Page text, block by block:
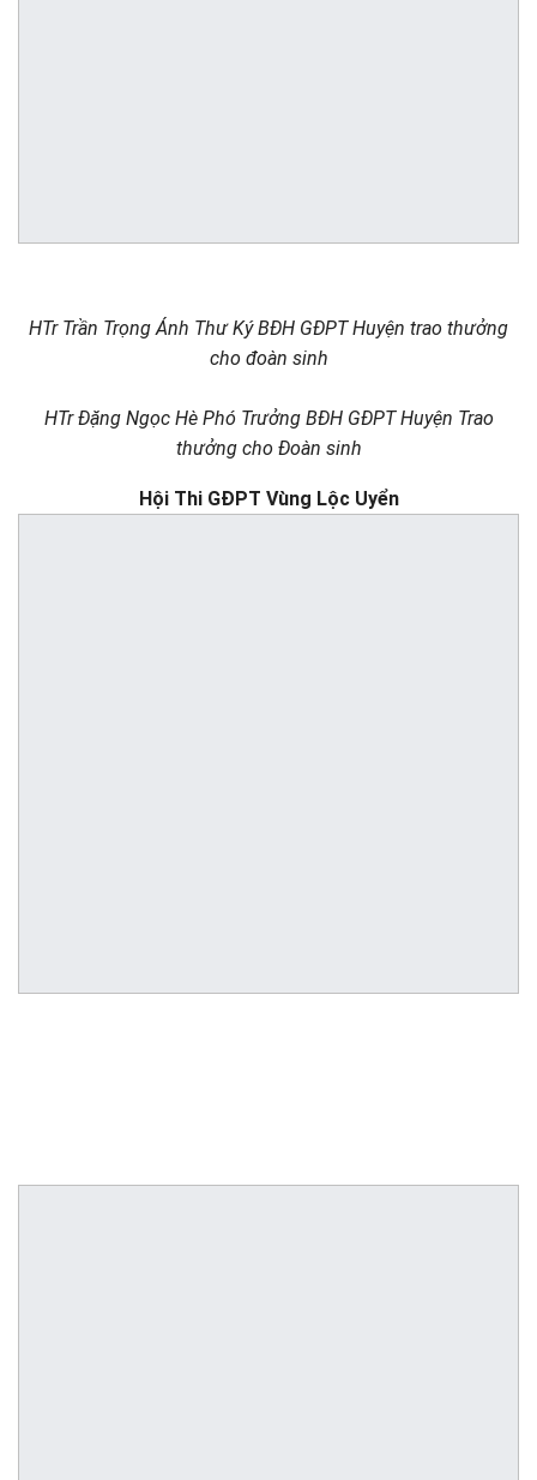
HTr Trần Trọng Ánh Thư Ký BĐH GĐPT Huyện trao thưởng
cho đoàn sinh
HTr Đặng Ngọc Hè Phó Trưởng BĐH GĐPT Huyện Trao
thưởng cho Đoàn sinh
Hội Thi GĐPT Vùng Lộc Uyển